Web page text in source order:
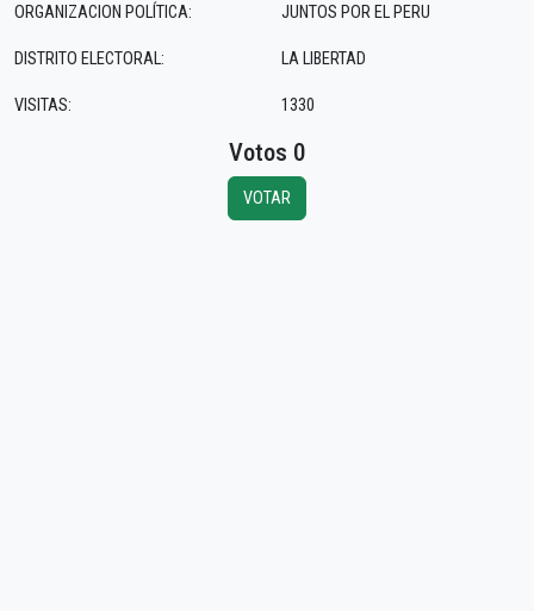
ORGANIZACION POLÍTICA:
DISTRITO ELECTORAL:
VISITAS:
JUNTOS POR EL PERU
LA LIBERTAD
1330
Votos 0
VOTAR